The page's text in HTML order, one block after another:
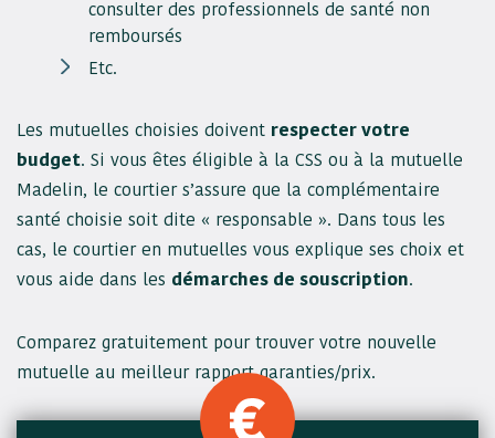
consulter des professionnels de santé non
remboursés
Etc.
Les mutuelles choisies doivent respecter votre
budget. Si vous êtes éligible à la CSS ou à la mutuelle
Madelin, le courtier s’assure que la complémentaire
santé choisie soit dite « responsable ». Dans tous les
cas, le courtier en mutuelles vous explique ses choix et
vous aide dans les démarches de souscription.
Comparez gratuitement pour trouver votre nouvelle
mutuelle au meilleur rapport garanties/prix.